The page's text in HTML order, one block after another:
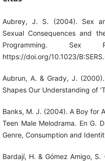
Aubrey, J. S. (2004). Sex
Sexual Consequences and
Programming. Sex
https://doi.org/10.1023/
Aubrun, A. & Grady, J.
Shapes Our Understanding of
Banks, M. J. (2004). A Boy for
Teen Male Melodrama. En G.
Genre, Consumption and
Bardají, H. & Gómez Amigo,